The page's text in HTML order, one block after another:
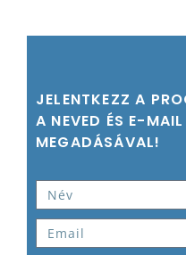
JELENTKEZZ A
A NEVED ÉS E-
MEGADÁSÁVAL!